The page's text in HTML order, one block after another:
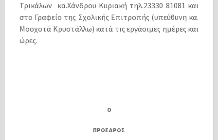
Τρικάλων κα.Χάνδρου Κυριακή τηλ.23330 81081 και
στο Γραφείο της Σχολικής Επιτροπής (υπεύθυνη κα.
Μοσχοτά Κρυστάλλω) κατά τις εργάσιμες ημέρες και
ώρες.
Ο
ΠΡΟΕΔΡΟΣ